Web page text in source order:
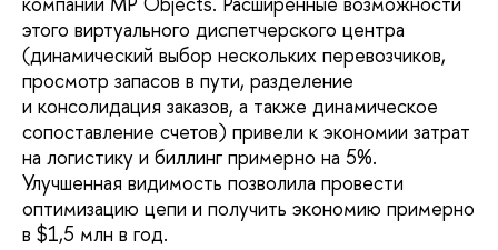
этого виртуального диспетчерского центра
(динамический выбор нескольких перевозчиков,
просмотр запасов в пути, разделение
и консолидация заказов, а также динамическое
сопоставление счетов) привели к экономии затрат
на логистику и биллинг примерно на 5%.
Улучшенная видимость позволила провести
оптимизацию цепи и получить экономию примерно
в $1,5 млн в год.